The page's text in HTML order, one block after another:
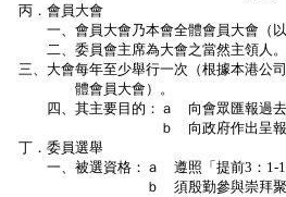
丙．會員大會
一、會員大會乃本會全體會員大會（
二、委員會主席為大會之當然主領人。
三、大會每年至少舉行一次（根據本港公
體會員大會）。
四、其主要目的：ａ 向會眾匯報過去
ｂ 向政府作出呈報
丁．委員選舉
一、被選資格：ａ 遵照「提前3：1-
ｂ 須殷勤參與崇拜聚會及熱